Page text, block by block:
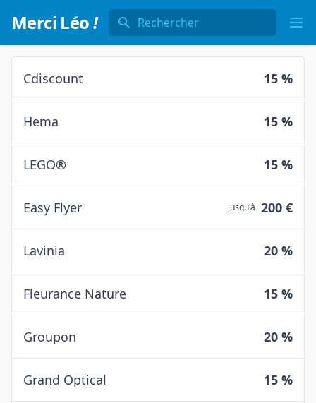
Merci Léo!
Rechercher
Cdiscount 15 %
Hema 15 %
LEGO® 15 %
Easy Flyer jusqu'à 200 €
Lavinia 20 %
Fleurance Nature 15 %
Groupon 20 %
Grand Optical 15 %